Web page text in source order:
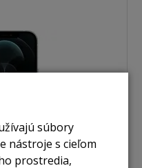
súbory
nástroje s cieľom
prostredia,